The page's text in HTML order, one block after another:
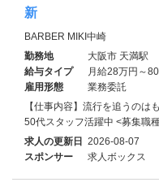
新
BARBER MIKI中崎
勤務地
大阪市 天満駅
給与タイプ
月給28万円～
雇用形態
業務委託
【仕事内容】流行を追うのは
50代スタッフ活躍中 <募集職
求人の更新日 2026-08-07
スポンサー
求人ボックス